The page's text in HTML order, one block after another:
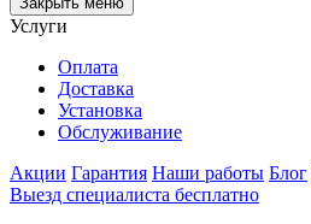
Услуги
Оплата
Доставка
Установка
Обслуживание
Акции Гарантия Наши работы Блог
Выезд специалиста бесплатно